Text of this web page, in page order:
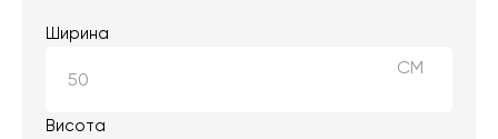
Ширина
СМ
Висота